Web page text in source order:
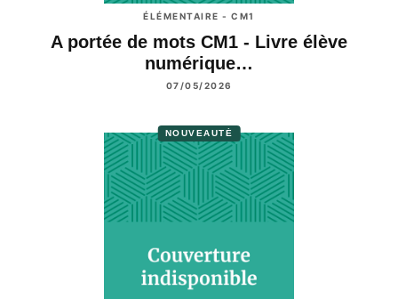
ÉLÉMENTAIRE - CM1
A portée de mots CM1 - Livre élève
numérique…
07/05/2026
NOUVEAUTÉ